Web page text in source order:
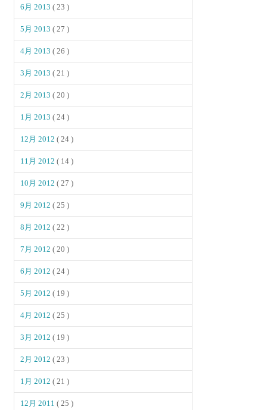
6月 2013( 23 )
5月 2013( 27 )
4月 2013( 26 )
3月 2013( 21 )
2月 2013( 20 )
1月 2013( 24 )
12月 2012( 24 )
11月 2012( 14 )
10月 2012( 27 )
9月 2012( 25 )
8月 2012( 22 )
7月 2012( 20 )
6月 2012( 24 )
5月 2012( 19 )
4月 2012( 25 )
3月 2012( 19 )
2月 2012( 23 )
1月 2012( 21 )
12月 2011( 25 )